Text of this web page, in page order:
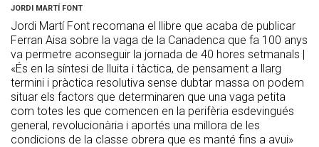
JORDI MARTÍ FONT
Jordi Martí Font recomana el llibre que acaba de publicar
Ferran Aisa sobre la vaga de la Canadenca que fa 100 anys
va permetre aconseguir la jornada de 40 hores setmanals |
«És en la síntesi de lluita i tàctica, de pensament a llarg
termini i pràctica resolutiva sense dubtar massa on podem
situar els factors que determinaren que una vaga petita
com totes les que comencen en la perifèria esdevingués
general, revolucionària i aportés una millora de les
condicions de la classe obrera que es manté fins a avui»